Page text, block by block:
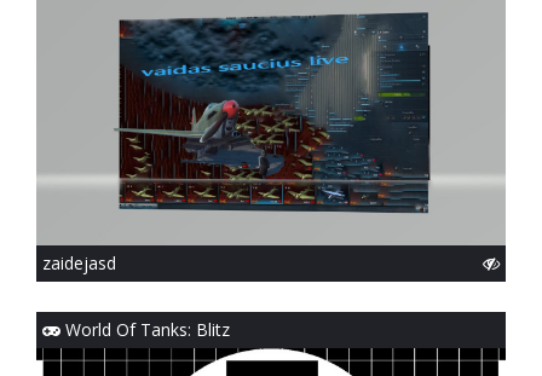
zaidejasd
World Of Tanks: Blitz